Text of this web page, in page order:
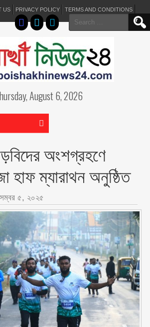
US PRIVACY POLICY TERMS AND CONDITIONS
Search
for:
August 6, 2026
অংশগ্রহণে
হাফ ম্যারাথন অনুষ্ঠিত
৫, ২০২৫